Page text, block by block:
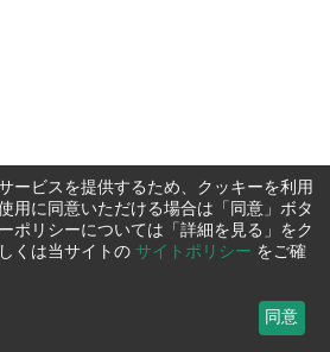
ービスを提供するため、クッキーを利用
用に同意いただける場合は「同意」ボタ
ポリシーについては「詳細を見る」をク
くは当サイトの サイトポリシー をご確
同意